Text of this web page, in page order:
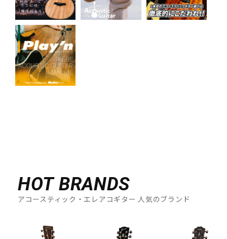
HOT BRANDS
アコースティック・エレアコギター 人気のブランド